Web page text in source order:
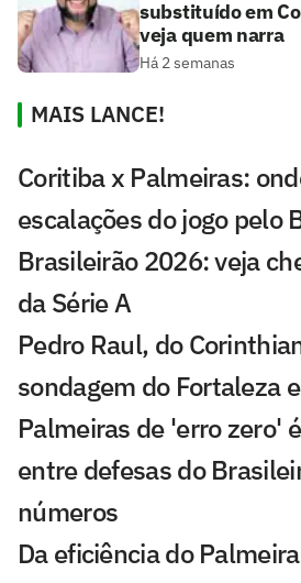
substituído em
veja quem narra
Há 2 semanas
MAIS LANCE!
Coritiba x Palmeiras:
escalações do jogo pelo
Brasileirão 2026: veja
da Série A
Pedro Raul, do
sondagem do Fortaleza
Palmeiras de 'erro zero'
entre defesas do
números
Da eficiência do